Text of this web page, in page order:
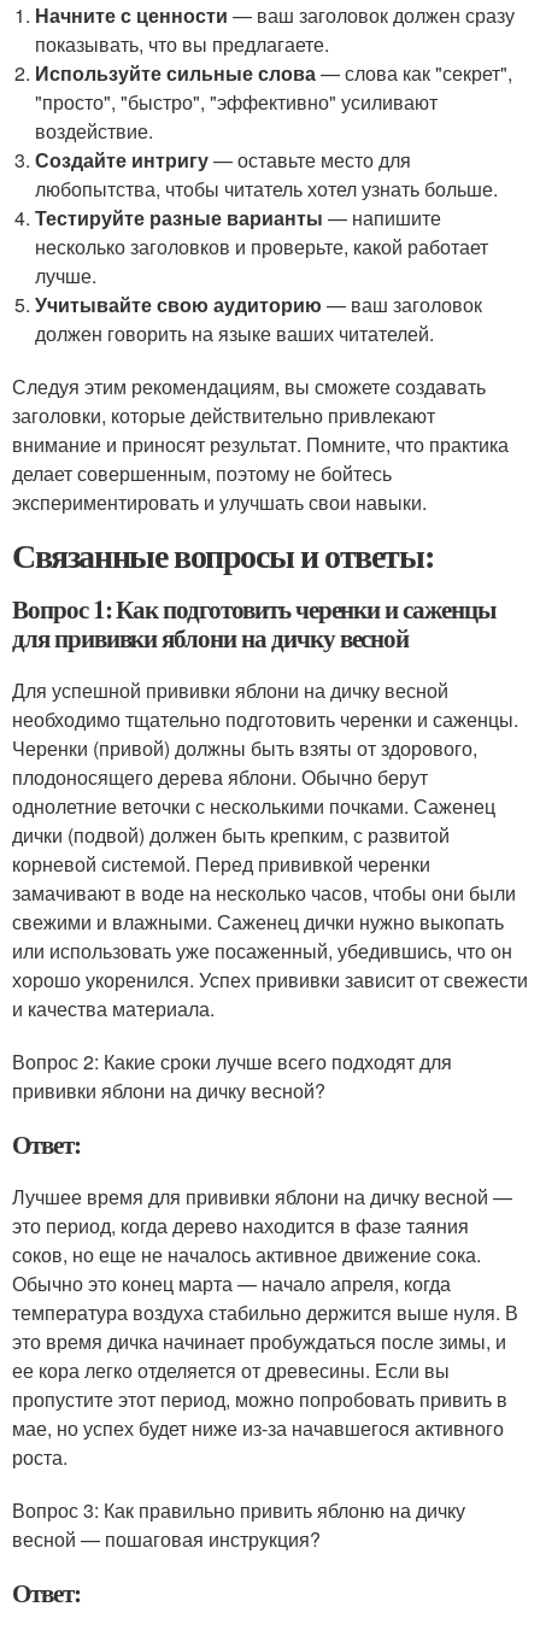
Начните с ценности — ваш заголовок должен сразу
показывать, что вы предлагаете.
Используйте сильные слова— слова как "секрет",
"просто", "быстро", "эффективно" усиливают
воздействие.
Создайте интригу— оставьте место для
любопытства, чтобы читатель хотел узнать больше.
Тестируйте разные варианты — напишите
несколько заголовков и проверьте, какой работает
лучше.
Учитывайте свою аудиторию — ваш заголовок
должен говорить на языке ваших читателей.
Следуя этим рекомендациям, вы сможете создавать
заголовки, которые действительно привлекают
внимание и приносят результат. Помните, что практика
делает совершенным, поэтому не бойтесь
экспериментировать и улучшать свои навыки.
Связанные вопросы и ответы:
Вопрос 1: Как подготовить черенки и саженцы
для прививки яблони на дичку весной
Для успешной прививки яблони на дичку весной
необходимо тщательно подготовить черенки и саженцы.
Черенки (привой) должны быть взяты от здорового,
плодоносящего дерева яблони. Обычно берут
однолетние веточки с несколькими почками. Саженец
дички (подвой) должен быть крепким, с развитой
корневой системой. Перед прививкой черенки
замачивают в воде на несколько часов, чтобы они были
свежими и влажными. Саженец дички нужно выкопать
или использовать уже посаженный, убедившись, что он
хорошо укоренился. Успех прививки зависит от свежести
и качества материала.
Вопрос 2: Какие сроки лучше всего подходят для
прививки яблони на дичку весной?
Ответ:
Лучшее время для прививки яблони на дичку весной —
это период, когда дерево находится в фазе таяния
соков, но еще не началось активное движение сока.
Обычно это конец марта — начало апреля, когда
температура воздуха стабильно держится выше нуля. В
это время дичка начинает пробуждаться после зимы, и
ее кора легко отделяется от древесины. Если вы
пропустите этот период, можно попробовать привить в
мае, но успех будет ниже из-за начавшегося активного
роста.
Вопрос 3: Как правильно привить яблоню на дичку
весной — пошаговая инструкция?
Ответ: